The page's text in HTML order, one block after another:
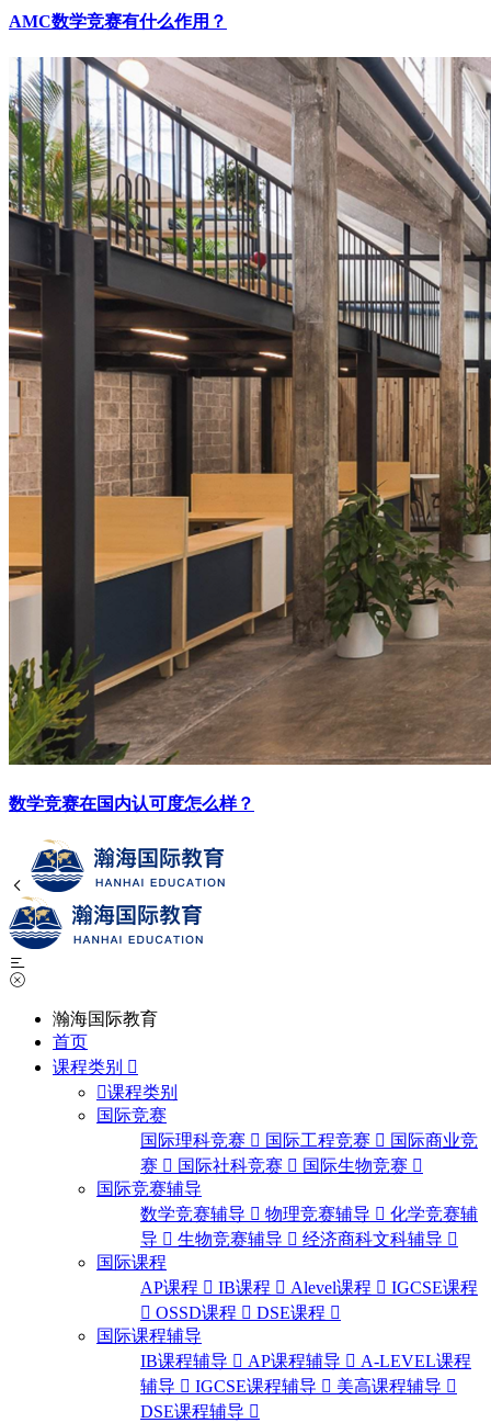
AMC数学竞赛有什么作用？
数学竞赛在国内认可度怎么样？
瀚海国际教育
首页
课程类别
课程类别
国际竞赛
国际理科竞赛
国际工程竞赛
国际商业竞
赛
国际社科竞赛
国际生物竞赛
国际竞赛辅导
数学竞赛辅导
物理竞赛辅导
化学竞赛辅
导
生物竞赛辅导
经济商科文科辅导
国际课程
AP课程
IB课程 Alevel课程
IGCSE课程
OSSD课程
DSE课程
国际课程辅导
IB课程辅导
AP课程辅导
A-LEVEL课程
辅导
IGCSE课程辅导
美高课程辅导
DSE课程辅导